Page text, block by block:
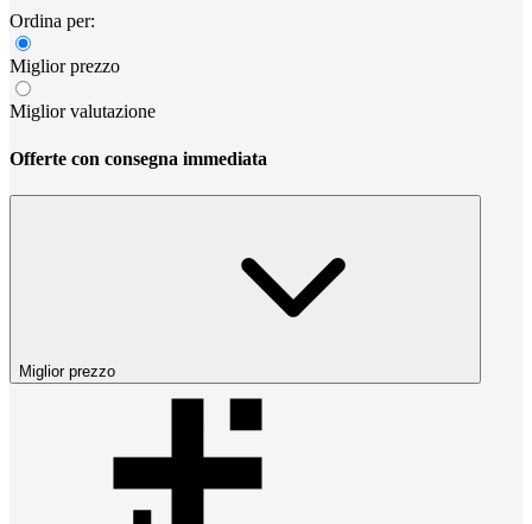
Ordina per:
Miglior prezzo
Miglior valutazione
Offerte con consegna immediata
Miglior prezzo